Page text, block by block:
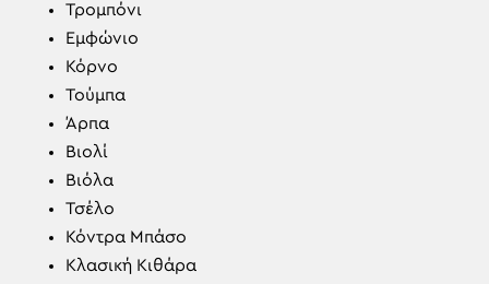
Τρομπόνι
Εμφώνιο
Κόρνο
Τούμπα
Άρπα
Βιολί
Βιόλα
Τσέλο
Κόντρα Μπάσο
Κλασική Κιθάρα